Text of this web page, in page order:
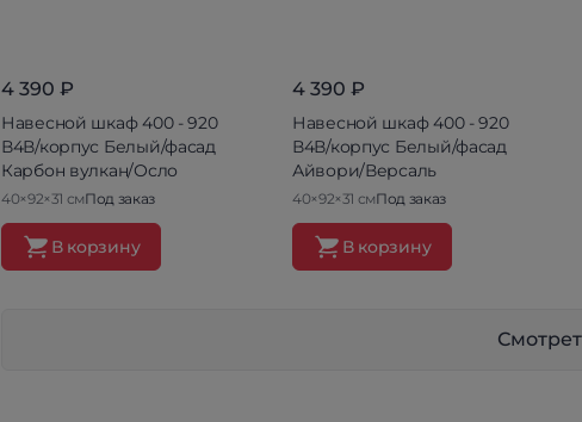
4 390 ₽
Навесной шкаф 400 - 920
В4В/корпус Белый/фасад
Карбон вулкан/Осло
40×92×31 смПод заказ
В корзину
4 390 ₽
Навесной шкаф 400 - 920
В4В/корпус Белый/фасад
Айвори/Версаль
40×92×31 смПод заказ
В корзину